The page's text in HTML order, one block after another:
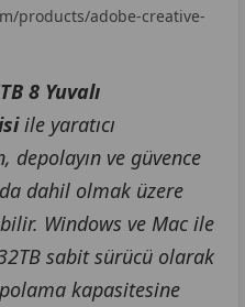
products/adobe-creative-
8 Yuvalı
ile yaratıcı
depolayın ve güvence
da dahil olmak üzere
Windows ve Mac ile
sabit sürücü olarak
kapasitesine